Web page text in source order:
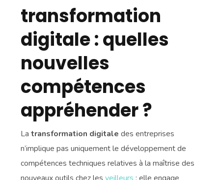
transformation
digitale : quelles
nouvelles
compétences
appréhender ?
Latransformation digitale des entreprises
n’implique pas uniquement le développement de
compétences techniques relatives à la maîtrise des